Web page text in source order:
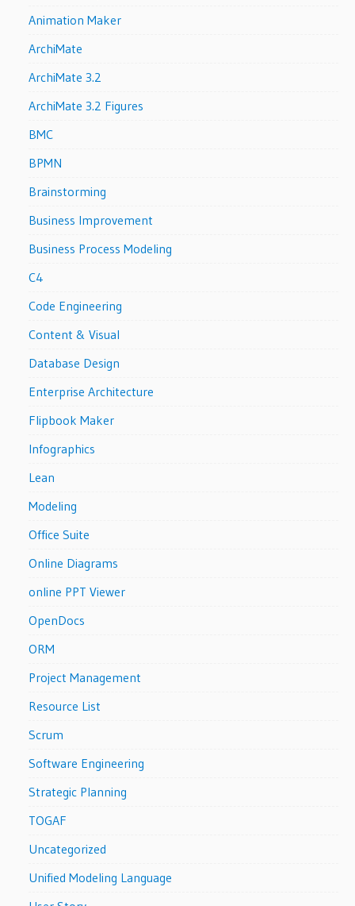
Animation Maker
ArchiMate
ArchiMate 3.2
ArchiMate 3.2 Figures
BMC
BPMN
Brainstorming
Business Improvement
Business Process Modeling
C4
Code Engineering
Content & Visual
Database Design
Enterprise Architecture
Flipbook Maker
Infographics
Lean
Modeling
Office Suite
Online Diagrams
online PPT Viewer
OpenDocs
ORM
Project Management
Resource List
Scrum
Software Engineering
Strategic Planning
TOGAF
Uncategorized
Unified Modeling Language